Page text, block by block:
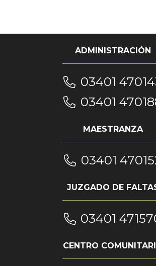
ADMINISTRACIÓN
03401
03401
MAESTRANZA
03401
JUZGADO DE
03401
CENTRO